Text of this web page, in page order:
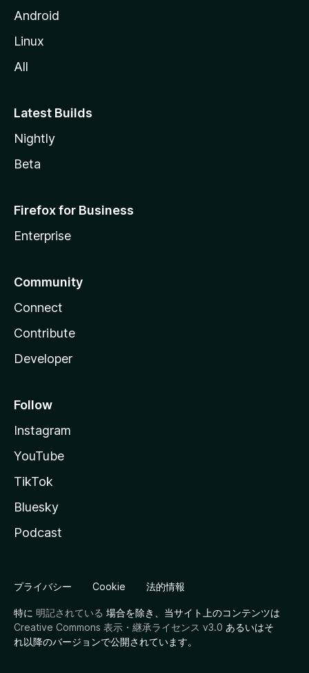
Android
Linux
All
Latest Builds
Nightly
Beta
Firefox for Business
Enterprise
Community
Connect
Contribute
Developer
Follow
Instagram
YouTube
TikTok
Bluesky
Podcast
プライバシー Cookie 法的情報
特に 明記されている 場合を除き、当サイト上のコンテンツは
Creative Commons 表示・継承ライセンス v3.0 あるいはそ
れ以降のバージョンで公開されています。